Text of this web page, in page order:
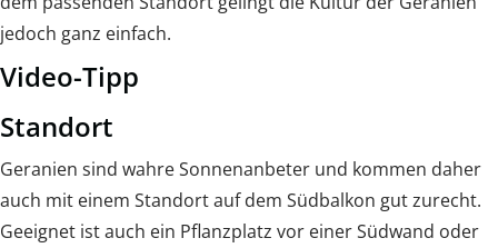
jedoch ganz einfach.
Video-Tipp
Standort
Geranien sind wahre Sonnenanbeter und kommen daher
auch mit einem Standort auf dem Südbalkon gut zurecht.
Geeignet ist auch ein Pflanzplatz vor einer Südwand oder